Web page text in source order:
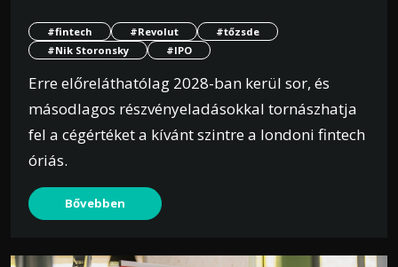
#fintech #Revolut
#tőzsde
#Nik Storonsky
#IPO
Erre előreláthatólag 2028-ban kerül sor, és
másodlagos részvényeladásokkal tornászhatja
fel a cégértéket a kívánt szintre a londoni fintech
óriás.
Bővebben